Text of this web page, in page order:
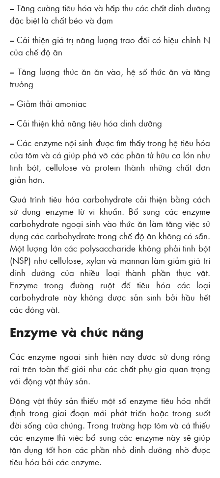
– Tăng cường tiêu hóa và hấp thu các chất dinh dưỡng
đặc biệt là chất béo và đạm
– Cải thiện giá trị năng lượng trao đổi có hiệu chỉnh N
của chế độ ăn
– Tăng lượng thức ăn ăn vào, hệ số thức ăn và tăng
trưởng
– Giảm thải amoniac
– Cải thiện khả năng tiêu hóa dinh dưỡng
– Các enzyme nội sinh được tìm thấy trong hệ tiêu hóa
của tôm và cá giúp phá vỡ các phân tử hữu cơ lớn như
tinh bột, cellulose và protein thành những chất đơn
giản hơn.
Quá trình tiêu hóa carbohydrate cải thiện bằng cách
sử dụng enzyme từ vi khuẩn. Bổ sung các enzyme
carbohydrate ngoại sinh vào thức ăn làm tăng việc sử
dụng các carbohydrate trong chế độ ăn không có sẵn.
Một lượng lớn các polysaccharide không phải tinh bột
(NSP) như cellulose, xylan và mannan làm giảm giá trị
dinh dưỡng của nhiều loại thành phần thực vật.
Enzyme trong đường ruột để tiêu hóa các loại
carbohydrate này không được sản sinh bởi hầu hết
các động vật.
Enzyme và chức năng
Các enzyme ngoại sinh hiện nay được sử dụng rộng
rãi trên toàn thế giới như các chất phụ gia quan trọng
với động vật thủy sản.
Động vật thủy sản thiếu một số enzyme tiêu hóa nhất
định trong giai đoạn mới phát triển hoặc trong suốt
đời sống của chúng. Trong trường hợp tôm và cá thiếu
các enzyme thì việc bổ sung các enzyme này sẽ giúp
tận dụng tốt hơn các phần nhỏ dinh dưỡng nhờ được
tiêu hóa bởi các enzyme.